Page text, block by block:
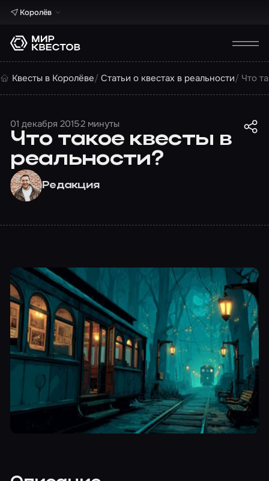
Королёв
Квесты в Королёве Статьи о квестах в реальности Что
01 декабря 20152 минуты
Что такое квесты в
реальности?
Редакция